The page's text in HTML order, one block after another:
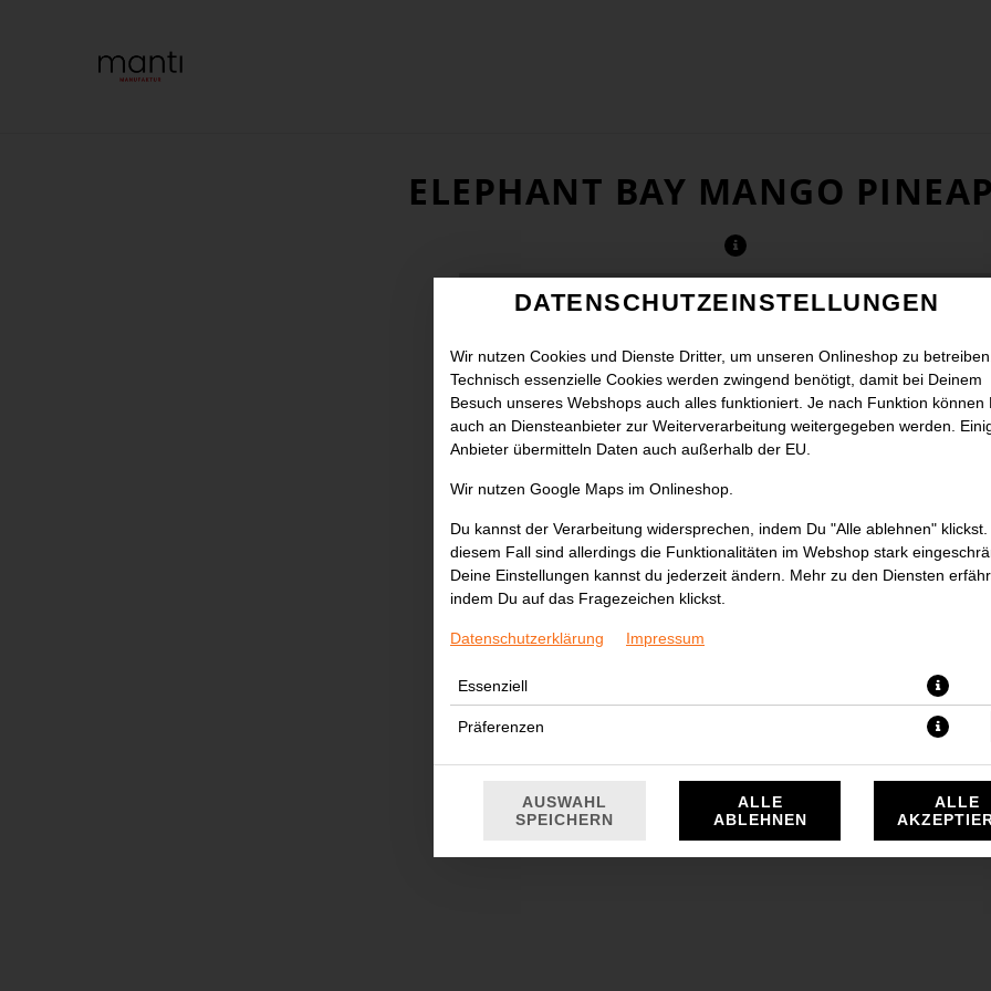
ELEPHANT BAY MANGO
* Die Preise können nach Auswahl des Stores variieren.
DATENSCHUTZEINSTELLUNGEN
Wir nutzen Cookies und Dienste Dritter, um unseren Onlineshop zu betreiben.
Technisch essenzielle Cookies werden zwingend benötigt, damit bei Deinem
Besuch unseres Webshops auch alles funktioniert. Je nach Funktion können
auch an Diensteanbieter zur Weiterverarbeitung weitergegeben werden.
Anbieter übermitteln Daten auch außerhalb der EU.
Wir nutzen Google Maps im Onlineshop.
Du kannst der Verarbeitung widersprechen, indem Du "Alle ablehnen" klickst.
diesem Fall sind allerdings die Funktionalitäten im Webshop stark
Deine Einstellungen kannst du jederzeit ändern. Mehr zu den Diensten
indem Du auf das Fragezeichen klickst.
Datenschutzerklärung Impressum
Essenziell
Präferenzen
AUSWAHL
SPEICHERN
ALLE
ABLEHNEN
ALLE